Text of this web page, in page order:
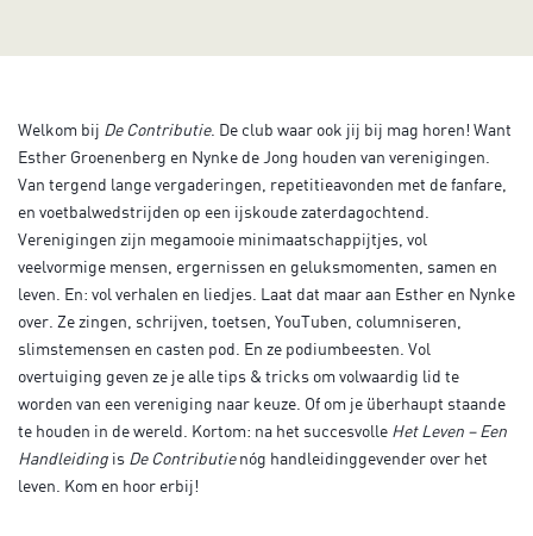
Welkom bij De Contributie. De club waar ook jij bij mag horen! Want
Esther Groenenberg en Nynke de Jong houden van verenigingen.
Van tergend lange vergaderingen, repetitieavonden met de fanfare,
en voetbalwedstrijden op een ijskoude zaterdagochtend.
Verenigingen zijn megamooie minimaatschappijtjes, vol
veelvormige mensen, ergernissen en geluksmomenten, samen en
leven. En: vol verhalen en liedjes. Laat dat maar aan Esther en Nynke
over. Ze zingen, schrijven, toetsen, YouTuben, columniseren,
slimstemensen en casten pod. En ze podiumbeesten. Vol
overtuiging geven ze je alle tips & tricks om volwaardig lid te
worden van een vereniging naar keuze. Of om je überhaupt staande
te houden in de wereld. Kortom: na het succesvolle Het Leven – Een
Handleiding is De Contributienóg handleidinggevender over het
leven. Kom en hoor erbij!